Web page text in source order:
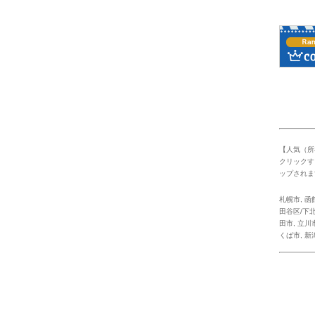
【人気（
クリック
ップされ
札幌市 函
田谷区/下
田市
立川
くば市 新